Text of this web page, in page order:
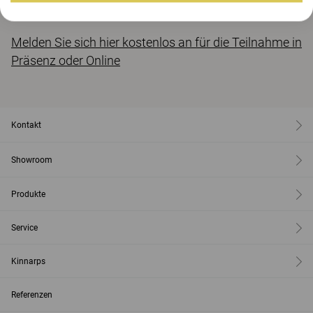
Melden Sie sich hier kostenlos an für die Teilnahme in
Präsenz oder Online
Kontakt
Showroom
Produkte
Service
Kinnarps
Referenzen